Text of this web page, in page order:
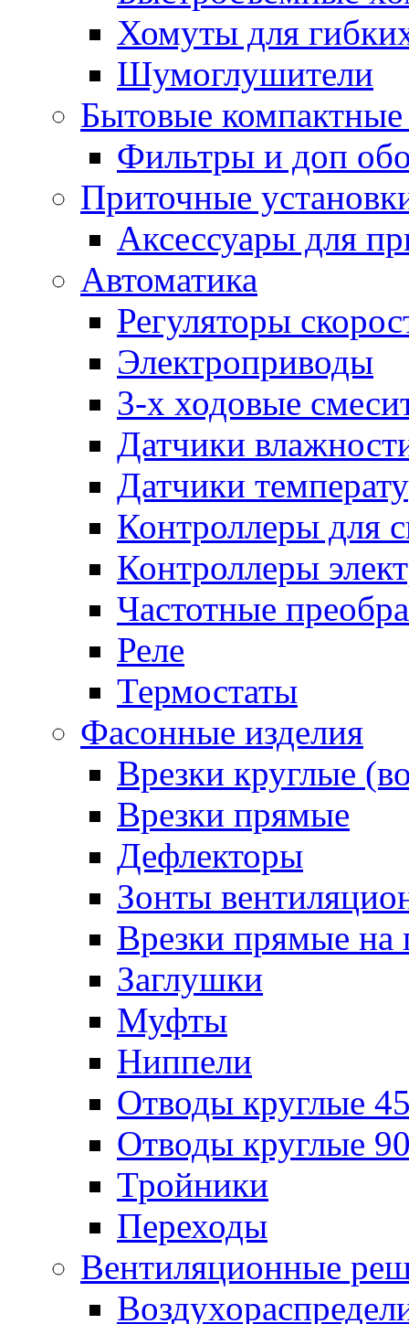
Хомуты для
Шумоглушители
Бытовые
Фильтры и доп
Приточные
Аксессуары для
Автоматика
Регуляторы
Электроприводы
3-х ходовые
Датчики
Датчики
Контроллеры для
Контроллеры
Частотные
Реле
Термостаты
Фасонные изделия
Врезки круглые
Врезки прямые
Дефлекторы
Зонты
Врезки прямые на
Заглушки
Муфты
Ниппели
Отводы круглые
Отводы круглые
Тройники
Переходы
Вентиляционные